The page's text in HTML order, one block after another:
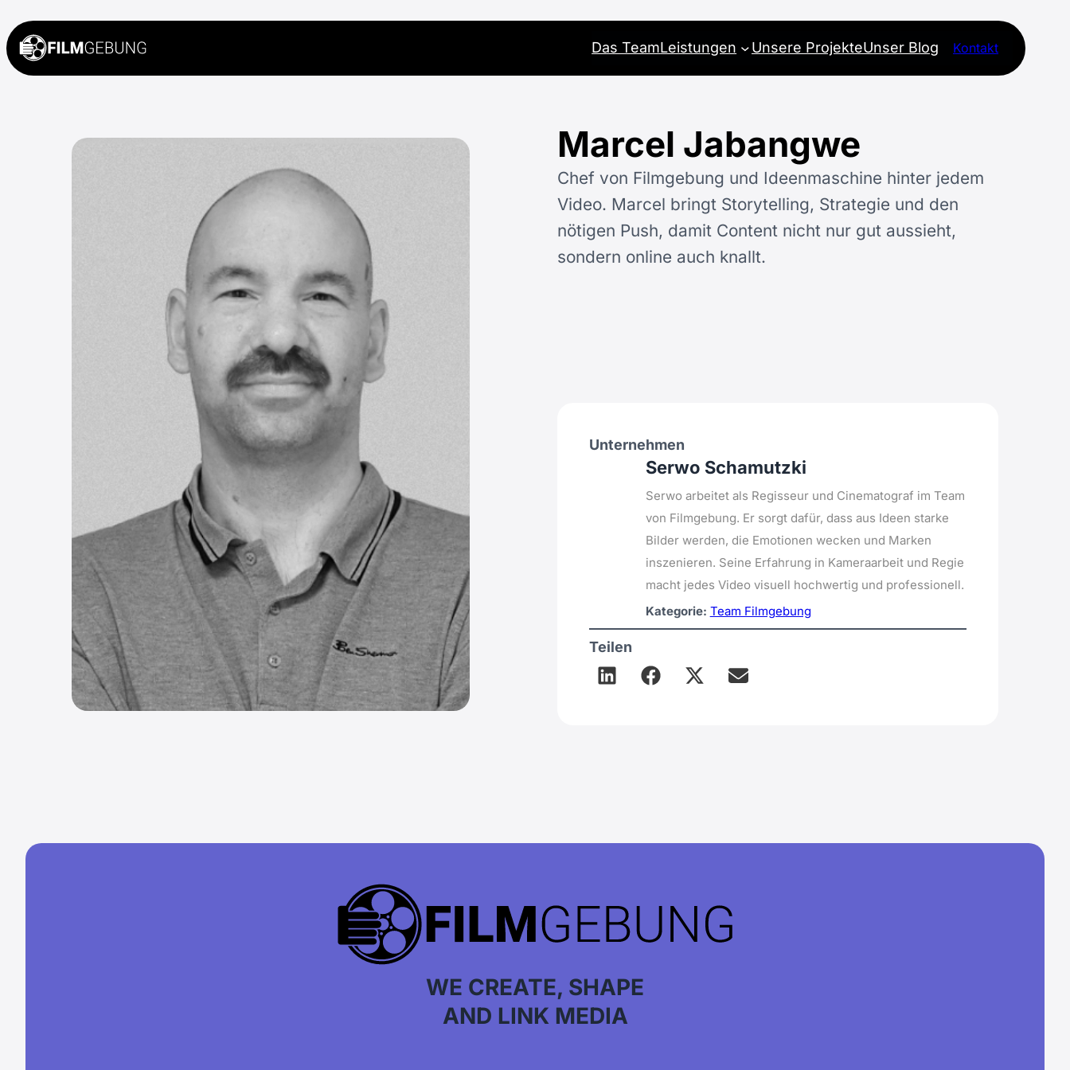
Das TeamLeistungen Unsere ProjekteUnser Blog Kontakt
Marcel Jabangwe
Chef von Filmgebung und Ideenmaschine hinter jedem
Video. Marcel bringt Storytelling, Strategie und den
nötigen Push, damit Content nicht nur gut aussieht,
sondern online auch knallt.
Unternehmen
Serwo Schamutzki
Serwo arbeitet als Regisseur und Cinematograf im Team
von Filmgebung. Er sorgt dafür, dass aus Ideen starke
Bilder werden, die Emotionen wecken und Marken
inszenieren. Seine Erfahrung in Kameraarbeit und Regie
macht jedes Video visuell hochwertig und professionell.
Kategorie: Team Filmgebung
Teilen
WE CREATE, SHAPE
AND LINK MEDIA